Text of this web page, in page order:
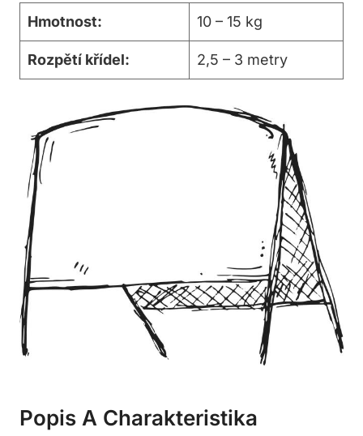
Hmotnost: 10 – 15 kg
Rozpětí křídel: 2,5 – 3 metry
Popis A Charakteristika